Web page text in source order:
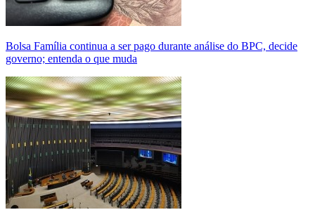
Bolsa Família continua a ser pago durante análise do BPC, decide
governo; entenda o que muda